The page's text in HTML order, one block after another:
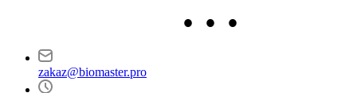
Маршала Прошлякова,
• • •
zakaz@biomaster.pro